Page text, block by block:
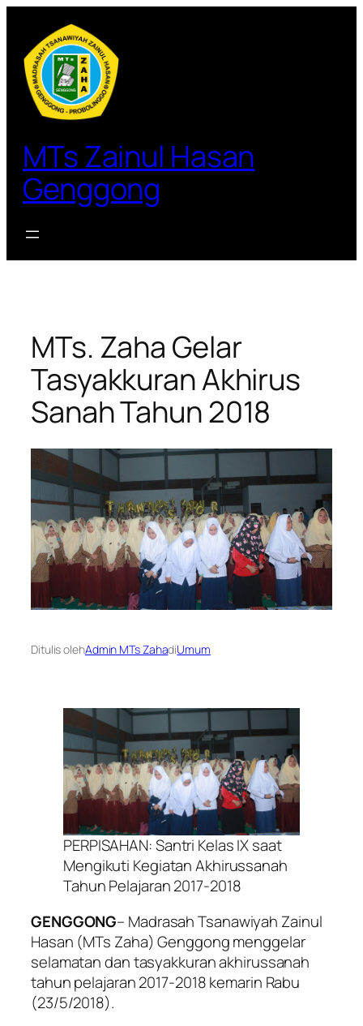
konten
MTs Zainul Hasan
Genggong
MTs. Zaha Gelar
Tasyakkuran Akhirus
Sanah Tahun 2018
Ditulis olehAdmin MTs ZahadiUmum
PERPISAHAN: Santri Kelas IX saat
Mengikuti Kegiatan Akhirussanah
Tahun Pelajaran 2017-2018
GENGGONG– Madrasah Tsanawiyah Zainul
Hasan (MTs Zaha) Genggong menggelar
selamatan dan tasyakkuran akhirussanah
tahun pelajaran 2017-2018 kemarin Rabu
(23/5/2018).